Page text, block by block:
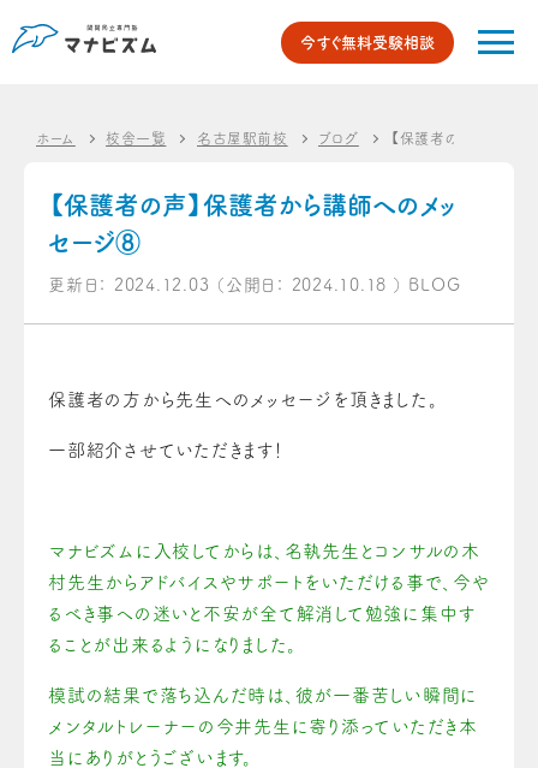
今すぐ無料受験相談
ホーム 校舎一覧 名古屋駅前校 ブログ 【保護者の声】保護
【保護者の声】保護者から講師へのメッ
セージ⑧
更新日： 2024.12.03 （公開日： 2024.10.18 ） BLOG
保護者の方から先生へのメッセージを頂きました。
一部紹介させていただきます！
マナビズムに入校してからは、名執先生とコンサルの木
村先生からアドバイスやサポートをいただける事で、今や
るべき事への迷いと不安が全て解消して勉強に集中す
ることが出来るようになりました。
模試の結果で落ち込んだ時は、彼が一番苦しい瞬間に
メンタルトレーナーの今井先生に寄り添っていただき本
当にありがとうございます。